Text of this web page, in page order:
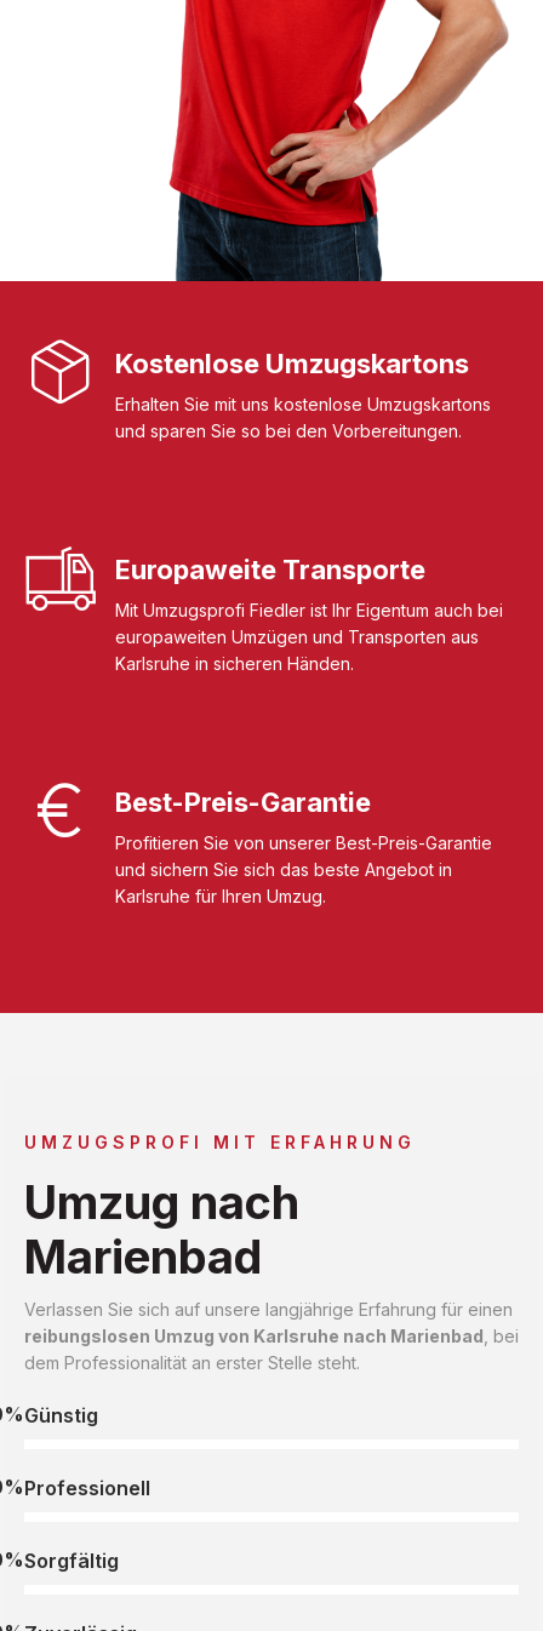
Kostenlose Umzugskartons
Erhalten Sie mit uns kostenlose Umzugskartons
und sparen Sie so bei den Vorbereitungen.
Europaweite Transporte
Mit Umzugsprofi Fiedler ist Ihr Eigentum auch bei
europaweiten Umzügen und Transporten aus
Karlsruhe in sicheren Händen.
Best-Preis-Garantie
Profitieren Sie von unserer Best-Preis-Garantie
und sichern Sie sich das beste Angebot in
Karlsruhe für Ihren Umzug.
UMZUGSPROFI MIT ERFAHRUNG
Umzug nach
Marienbad
Verlassen Sie sich auf unsere langjährige Erfahrung für einen
reibungslosen Umzug von Karlsruhe nach Marienbad , bei
dem Professionalität an erster Stelle steht.
Günstig
Professionell
Sorgfältig